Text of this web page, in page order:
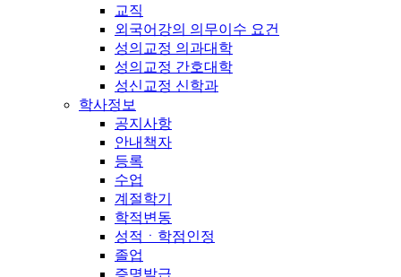
교직
외국어강의 의무이수 요건
성의교정 의과대학
성의교정 간호대학
성신교정 신학과
학사정보
공지사항
안내책자
등록
수업
계절학기
학적변동
성적ㆍ학점인정
졸업
증명발급